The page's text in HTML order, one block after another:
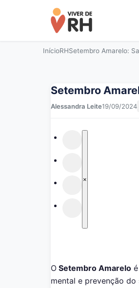
InícioRHSetembro Amarelo:
Setembro
Alessandra Leite19/09/2024
×
O Setembro Amarelo
mental e prevenção do